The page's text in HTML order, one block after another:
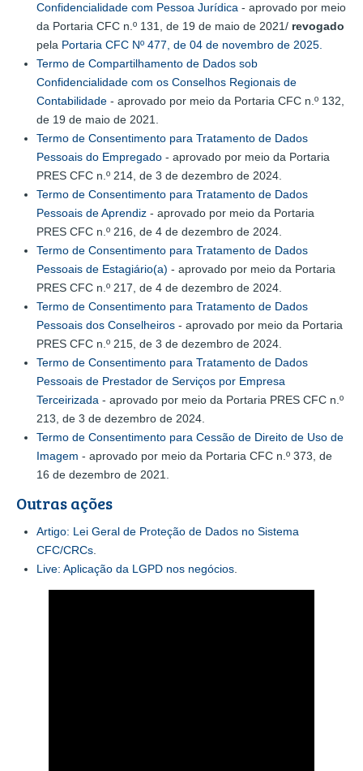
Confidencialidade com Pessoa Jurídica - aprovado por meio
da Portaria CFC n.º 131, de 19 de maio de 2021/ revogado
pela Portaria CFC Nº 477, de 04 de novembro de 2025.
Termo de Compartilhamento de Dados sob
Confidencialidade com os Conselhos Regionais de
Contabilidade - aprovado por meio da Portaria CFC n.º 132,
de 19 de maio de 2021.
Termo de Consentimento para Tratamento de Dados
Pessoais do Empregado - aprovado por meio da Portaria
PRES CFC n.º 214, de 3 de dezembro de 2024.
Termo de Consentimento para Tratamento de Dados
Pessoais de Aprendiz - aprovado por meio da Portaria
PRES CFC n.º 216, de 4 de dezembro de 2024.
Termo de Consentimento para Tratamento de Dados
Pessoais de Estagiário(a) - aprovado por meio da Portaria
PRES CFC n.º 217, de 4 de dezembro de 2024.
Termo de Consentimento para Tratamento de Dados
Pessoais dos Conselheiros - aprovado por meio da Portaria
PRES CFC n.º 215, de 3 de dezembro de 2024.
Termo de Consentimento para Tratamento de Dados
Pessoais de Prestador de Serviços por Empresa
Terceirizada - aprovado por meio da Portaria PRES CFC n.º
213, de 3 de dezembro de 2024.
Termo de Consentimento para Cessão de Direito de Uso de
Imagem - aprovado por meio da Portaria CFC n.º 373, de
16 de dezembro de 2021.
Outras ações
Artigo: Lei Geral de Proteção de Dados no Sistema
CFC/CRCs
Live: Aplicação da LGPD nos negócios